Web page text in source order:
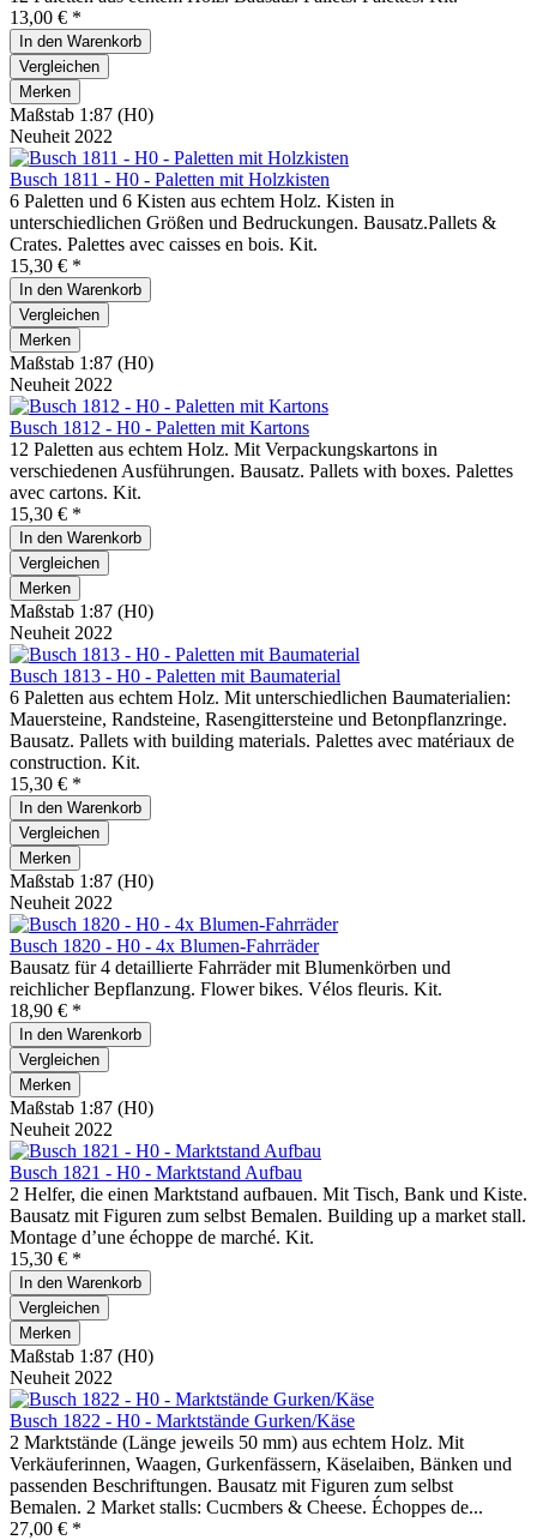
13,00 € *
In den Warenkorb
Vergleichen
Merken
Maßstab 1:87 (H0)
Neuheit 2022
Busch 1811 - H0 - Paletten mit Holzkisten
6 Paletten und 6 Kisten aus echtem Holz. Kisten in
unterschiedlichen Größen und Bedruckungen. Bausatz.Pallets &
Crates. Palettes avec caisses en bois. Kit.
15,30 € *
In den Warenkorb
Vergleichen
Merken
Maßstab 1:87 (H0)
Neuheit 2022
Busch 1812 - H0 - Paletten mit Kartons
12 Paletten aus echtem Holz. Mit Verpackungskartons in
verschiedenen Ausführungen. Bausatz. Pallets with boxes. Palettes
avec cartons. Kit.
15,30 € *
In den Warenkorb
Vergleichen
Merken
Maßstab 1:87 (H0)
Neuheit 2022
Busch 1813 - H0 - Paletten mit Baumaterial
6 Paletten aus echtem Holz. Mit unterschiedlichen Baumaterialien:
Mauersteine, Randsteine, Rasengittersteine und Betonpflanzringe.
Bausatz. Pallets with building materials. Palettes avec matériaux de
construction. Kit.
15,30 € *
In den Warenkorb
Vergleichen
Merken
Maßstab 1:87 (H0)
Neuheit 2022
Busch 1820 - H0 - 4x Blumen-Fahrräder
Bausatz für 4 detaillierte Fahrräder mit Blumenkörben und
reichlicher Bepflanzung. Flower bikes. Vélos fleuris. Kit.
18,90 € *
In den Warenkorb
Vergleichen
Merken
Maßstab 1:87 (H0)
Neuheit 2022
Busch 1821 - H0 - Marktstand Aufbau
2 Helfer, die einen Marktstand aufbauen. Mit Tisch, Bank und Kiste.
Bausatz mit Figuren zum selbst Bemalen. Building up a market stall.
Montage d’une échoppe de marché. Kit.
15,30 € *
In den Warenkorb
Vergleichen
Merken
Maßstab 1:87 (H0)
Neuheit 2022
Busch 1822 - H0 - Marktstände Gurken/Käse
2 Marktstände (Länge jeweils 50 mm) aus echtem Holz. Mit
Verkäuferinnen, Waagen, Gurkenfässern, Käselaiben, Bänken und
passenden Beschriftungen. Bausatz mit Figuren zum selbst
Bemalen. 2 Market stalls: Cucmbers & Cheese. Échoppes de...
27,00 € *